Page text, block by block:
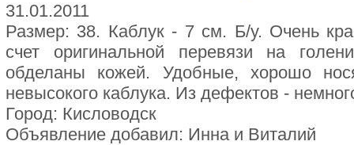
31.01.2011
Размер: 38. Каблук - 7 см. Б/у. Очень
счет оригинальной перевязи на
обделаны кожей. Удобные, хорошо
невысокого каблука. Из дефектов -
Город: Кисловодск
Объявление добавил: Инна и Виталий